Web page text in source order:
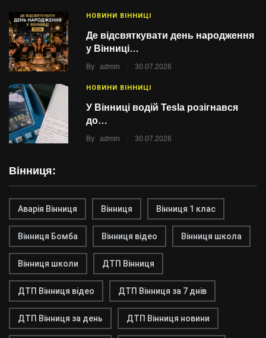
НОВИНИ ВІННИЦІ
Де відсвяткувати день народження
у Вінниці…
By admin . 30.07.2026
НОВИНИ ВІННИЦІ
У Вінниці водій Tesla розігнався
до…
By admin . 30.07.2026
Вінниця:
Аварія Вінниця Вінниця Вінниця 1 клас
Вінниця Бомба Вінниця відео Вінниця школа
Вінниця школи ДТП Вінниця
ДТП Вінниця відео ДТП Вінниця за 7 днів
ДТП Вінниця за день ДТП Вінниця новини